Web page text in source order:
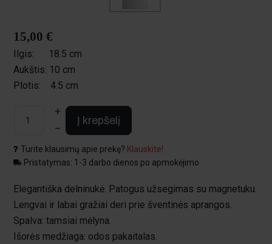
15,00 €
Ilgis:
18.5 cm
Aukštis: 10 cm
Plotis:
4.5 cm
+
–
Į krepšelį
Turite klausimų apie prekę? Klauskite!
Pristatymas: 1-3 darbo dienos po apmokėjimo
Elegantiška delninukė. Patogus užsegimas su magnetuku.
Lengvai ir labai gražiai deri prie šventinės aprangos.
Spalva: tamsiai mėlyna.
Išorės medžiaga: odos pakaitalas.